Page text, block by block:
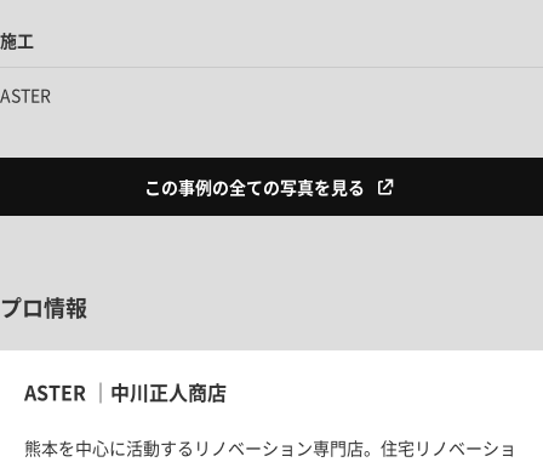
施工
ASTER
この事例の全ての写真を見る
プロ情報
ASTER ｜中川正人商店
熊本を中心に活動するリノベーション専門店。 住宅リノベーショ